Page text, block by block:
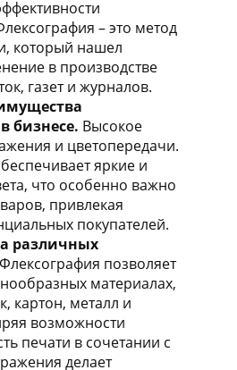
– это метод
который нашел
в производстве
газет и журналов.
бизнесе. Высокое
и цветопередачи.
яркие и
что особенно важно
привлекая
покупателей.
различных
Флексография позволяет
материалах,
картон, металл и
возможности
печати в сочетании с
делает